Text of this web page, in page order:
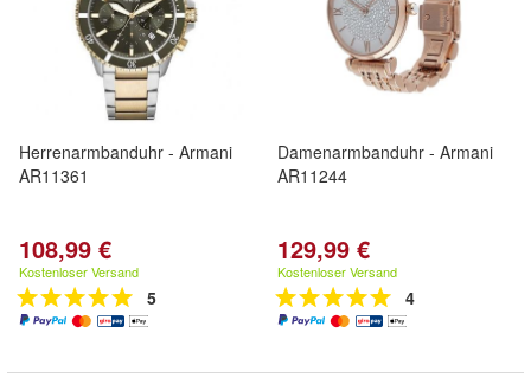
Herrenarmbanduhr - Armani
AR11361
108,99 €
Kostenloser Versand
5
Damenarmbanduhr - Armani
AR11244
129,99 €
Kostenloser Versand
4